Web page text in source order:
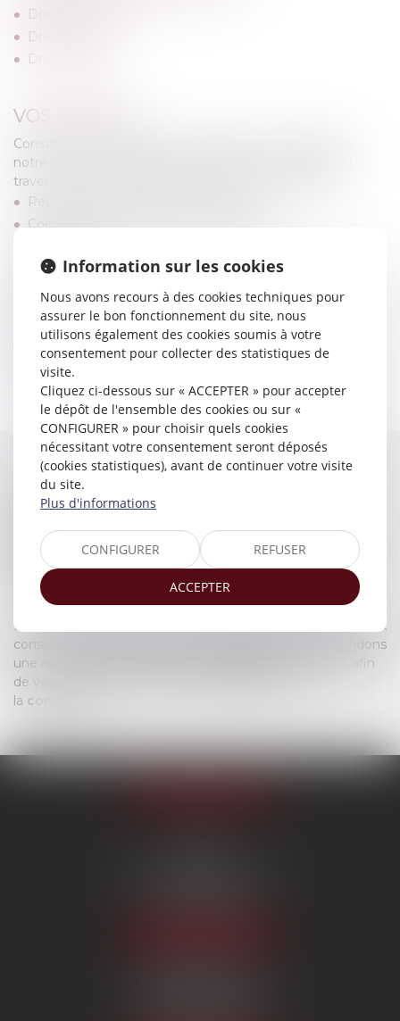
Droit des mineurs
Droit routier
Droit funéraire
VOS BESOINS
Constitué d’une équipe de collaborateurs dynamiques,
notre cabinet accompagne ses clients au quotidien au
travers de toutes les missions confiées, notamment :
Représentation devant les tribunaux
Conseil aux entreprises et aux particuliers
Médiation
Notre équipe est à votre service pour répondre à toutes
vos questions et vous informer de vos droits.
Contactez-nous
NOS VALEURS
Notre cabinet a la vocation d'entretenir une
privilégiéeavec ses clients. Toujours à votre écoute, notre
équipe vous accompagne et met à votre service son
savoir-faire ainsi que ses compétences dans de nombreux
domaines.
Dans ce cadre, nous sommes particulièrement attentifs aux
conseils délivrés et aux respects des délais. Nous défendons
une approche
du métier afin
de vous proposer un véritable échange basé sur
la confiance
Information sur les cookies
Nous avons recours à des cookies techniques pour
assurer le bon fonctionnement du site, nous
utilisons également des cookies soumis à votre
consentement pour collecter des statistiques de
visite.
Cliquez ci-dessous sur « ACCEPTER » pour accepter
le dépôt de l'ensemble des cookies ou sur «
CONFIGURER » pour choisir quels cookies
nécessitant votre consentement seront déposés
(cookies statistiques), avant de continuer votre visite
du site.
Plus d'informations
CONFIGURER REFUSER
ACCEPTER